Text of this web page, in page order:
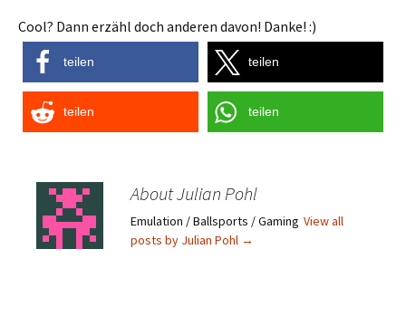
Cool? Dann erzähl doch anderen davon! Danke! :)
teilen teilen
teilen teilen
About Julian Pohl
Emulation / Ballsports / Gaming View all
posts by Julian Pohl →